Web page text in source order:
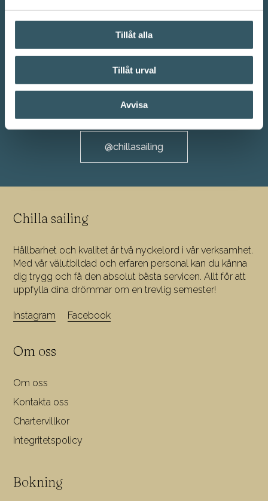
Tillåt alla
Tillåt urval
Avvisa
@chillasailing
Chilla sailing
Hållbarhet och kvalitet är två nyckelord i vår verksamhet.
Med vår välutbildad och erfaren personal kan du känna
dig trygg och få den absolut bästa servicen. Allt för att
uppfylla dina drömmar om en trevlig semester!
Instagram Facebook
Om oss
Om oss
Kontakta oss
Chartervillkor
Integritetspolicy
Bokning